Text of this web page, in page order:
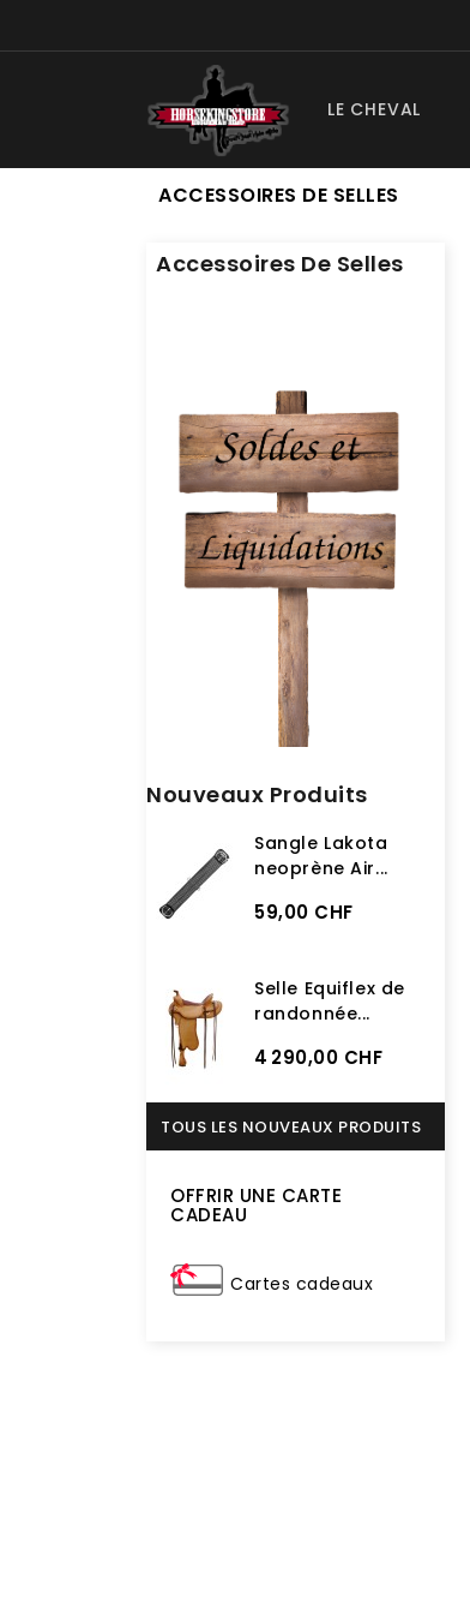
LE CHEVAL
ACCESSOIRES DE SELLES
Accessoires De Selles
Nouveaux Produits
Sangle Lakota
neoprène Air...
59,00 CHF
Selle Equiflex de
randonnée...
4 290,00 CHF
TOUS LES NOUVEAUX PRODUITS
OFFRIR UNE CARTE
CADEAU
Cartes cadeaux